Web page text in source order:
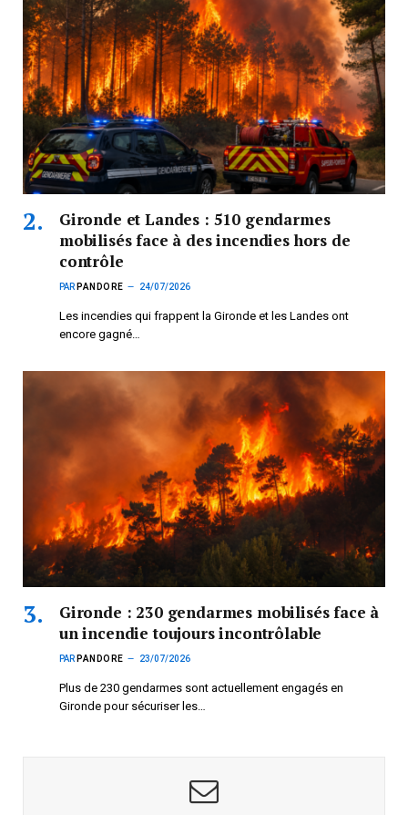
Gironde et Landes : 510 gendarmes
mobilisés face à des incendies hors de
contrôle
PAR PANDORE 24/07/2026
Les incendies qui frappent la Gironde et les Landes ont
encore gagné…
Gironde : 230 gendarmes mobilisés face à
un incendie toujours incontrôlable
PAR PANDORE 23/07/2026
Plus de 230 gendarmes sont actuellement engagés en
Gironde pour sécuriser les…